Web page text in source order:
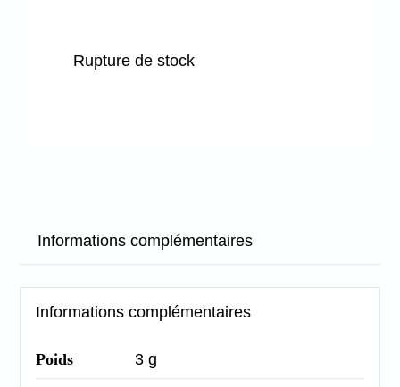
Rupture de stock
Informations complémentaires
Informations complémentaires
Poids 3 g